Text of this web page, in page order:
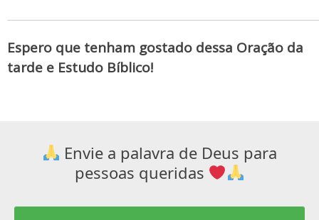
Espero que tenham gostado dessa Oração da
tarde e Estudo Bíblico!
Envie a palavra de Deus para
pessoas queridas